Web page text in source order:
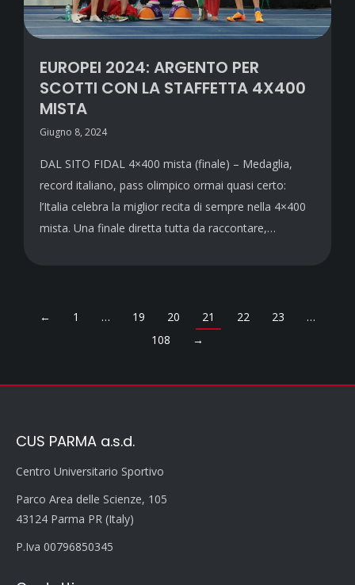
EUROPEI 2024: ARGENTO PER
SCOTTI CON LA STAFFETTA 4X400
MISTA
Giugno 8, 2024
DAL SITO FIDAL 4×400 mista (finale) – Medaglia,
record italiano, pass olimpico ormai quasi certo:
l’Italia celebra la miglior recita di sempre nella 4×400
mista. Una finale diretta tutta da raccontare,…
← 1 … 19 20 21 22 23
…
108
→
CUS PARMA a.s.d.
Centro Universitario Sportivo
Parco Area delle Scienze, 105
43124 Parma PR (Italy)
P.Iva 00796850345